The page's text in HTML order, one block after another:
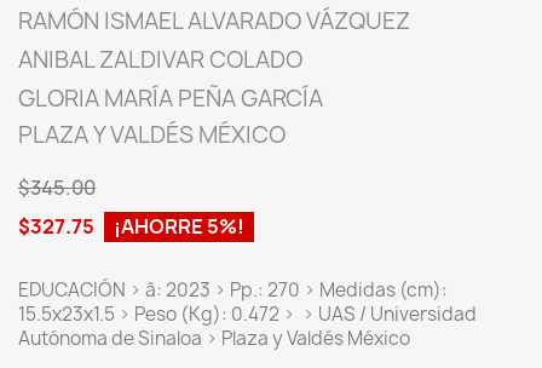
RAMÓN ISMAEL ALVARADO VÁZQUEZ
ANIBAL ZALDIVAR COLADO
GLORIA MARÍA PEÑA GARCÍA
PLAZA Y VALDÉS MÉXICO
$345.00
$327.75
¡AHORRE 5%!
EDUCACIÓN > â: 2023 > Pp.: 270 > Medidas (cm):
15.5x23x1.5 > Peso (Kg): 0.472 > > UAS / Universidad
Autónoma de Sinaloa > Plaza y Valdés México